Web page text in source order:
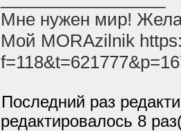
Мне нужен мир!
Мой MORAzilnik
Последний раз
редактировалось 8